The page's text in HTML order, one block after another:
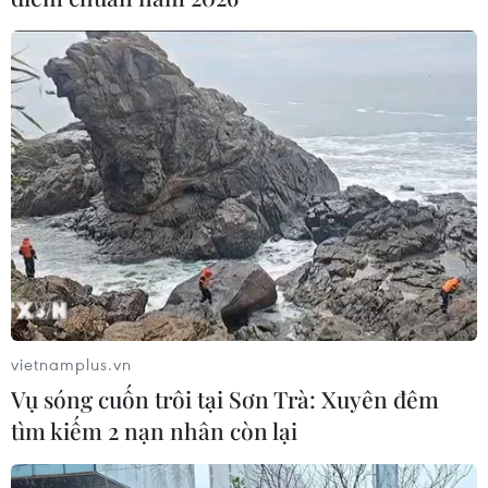
#AstraZeneca #vaccine Pfizer
#sở hữu trí tuệ
#Johnson & Johnson
Ấn Độ
Brazil
Na Uy Nam Phi Nhật Bản Séc
Theo dõi VietnamPlus
vietnamplus.vn
Vụ sóng cuốn trôi tại Sơn Trà: Xuyên đêm
tìm kiếm 2 nạn nhân còn lại